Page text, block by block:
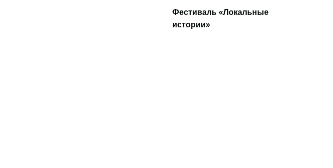
Фестиваль «Локальные
истории»